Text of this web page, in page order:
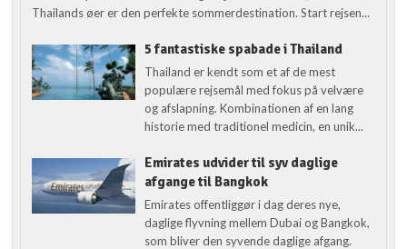
Thailands øer er den perfekte sommerdestination. Start rejsen...
5 fantastiske spabade i Thailand
Thailand er kendt som et af de mest
populære rejsemål med fokus på velvære
og afslapning. Kombinationen af en lang
historie med traditionel medicin, en unik...
Emirates udvider til syv daglige
afgange til Bangkok
Emirates offentliggør i dag deres nye,
daglige flyvning mellem Dubai og Bangkok,
som bliver den syvende daglige afgang.